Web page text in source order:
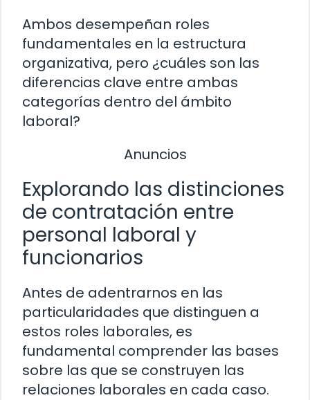
Ambos desempeñan roles
fundamentales en la estructura
organizativa, pero ¿cuáles son las
diferencias clave entre ambas
categorías dentro del ámbito
laboral?
Anuncios
Explorando las distinciones
de contratación entre
personal laboral y
funcionarios
Antes de adentrarnos en las
particularidades que distinguen a
estos roles laborales, es
fundamental comprender las bases
sobre las que se construyen las
relaciones laborales en cada caso.